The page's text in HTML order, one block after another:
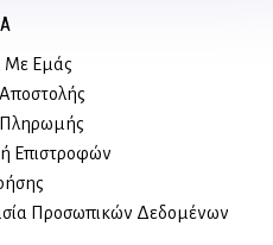
Με Εμάς
Πληρωμής
Επιστροφών
Προσωπικών Δεδομένων